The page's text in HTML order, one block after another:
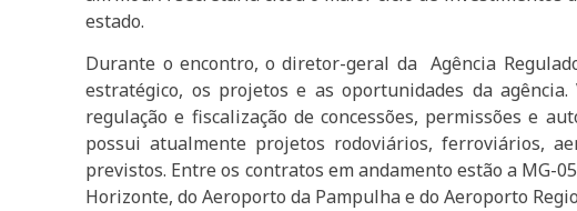
estado.
Durante o encontro, o diretor-geral da Agência
estratégico, os projetos e as oportunidades da
regulação e fiscalização de concessões, permissões e
possui atualmente projetos rodoviários, ferroviários,
previstos. Entre os contratos em andamento estão a MG-
Horizonte, do Aeroporto da Pampulha e do Aeroporto